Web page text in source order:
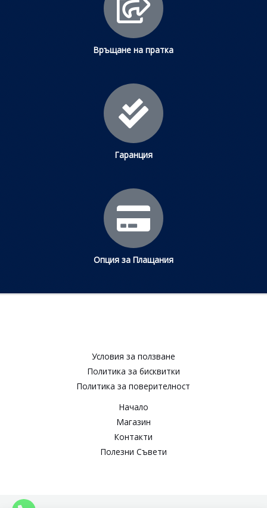
Връщане на пратка
Гаранция
Опция за Плащания
Условия за ползване​
Политика за бисквитки​
Политика за поверителност​
Начало
Магазин
Контакти
Полезни Съвети